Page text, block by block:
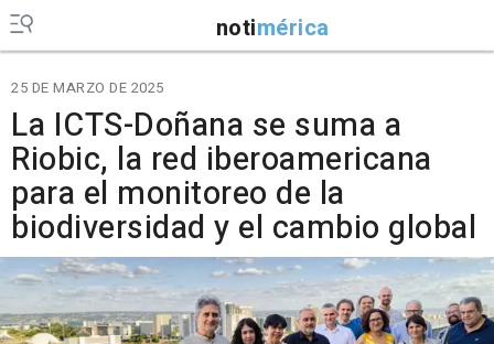
notimérica
25 DE MARZO DE 2025
La ICTS-Doñana se suma a
Riobic, la red iberoamericana
para el monitoreo de la
biodiversidad y el cambio global